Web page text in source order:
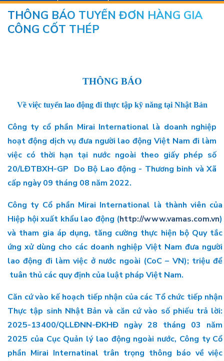
THÔNG BÁO TUYỂN ĐƠN HÀNG GIA
CÔNG CỐT THÉP
THÔNG BÁO
Về việc tuyển lao động đi thực tập kỹ năng tại Nhật Bản
Công ty cổ phần Mirai International là doanh nghiệp
hoạt động dịch vụ đưa người lao động Việt Nam đi làm
việc có thời hạn tại nước ngoài theo giấy phép số
20/LĐTBXH-GP Do Bộ Lao động - Thương binh và Xã
cấp ngày 09 tháng 08 năm 2022.
Công ty Cổ phần Mirai International là thành viên của
Hiệp hội xuất khẩu lao động (http://www.vamas.com.vn)
và tham gia áp dụng, tăng cường thực hiện bộ Quy tắc
ứng xử dùng cho các doanh nghiệp Việt Nam đưa người
lao động đi làm việc ở nước ngoài (CoC – VN); triệu để
tuân thủ các quy định của luật pháp Việt Nam.
Căn cứ vào kế hoạch tiếp nhận của các Tổ chức tiếp nhận
Thực tập sinh Nhật Bản và căn cứ vào số phiếu trả lời:
2025-13400/QLLĐNN-ĐKHĐ ngày 28 tháng 03 năm
2025 của Cục Quản lý lao động ngoài nước, Công ty Cổ
phần Mirai Internatinal trân trọng thông báo về việc